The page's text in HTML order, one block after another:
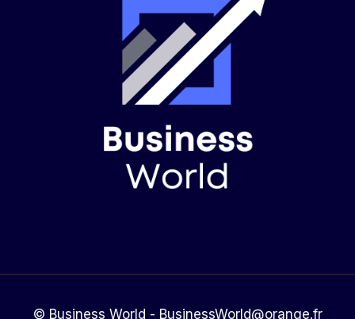
© Business World - BusinessWorld@orange.fr